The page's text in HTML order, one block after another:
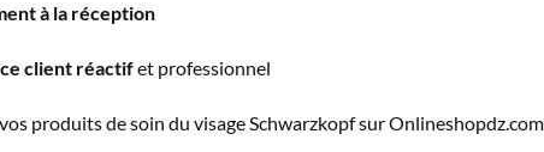
à la réception
client réactifet professionnel
produits de soin du visage Schwarzkopf sur